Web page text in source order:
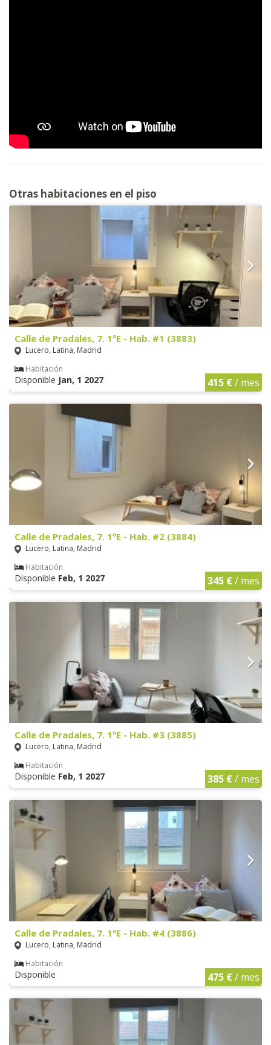
Otras habitaciones en el piso
Calle de Pradales, 7. 1ºE - Hab. #1 (3883)
Lucero, Latina, Madrid
Habitación
Disponible Jan, 1 2027 415 €/ mes
Calle de Pradales, 7. 1ºE - Hab. #2 (3884)
Lucero, Latina, Madrid
Habitación
Disponible Feb, 1 2027 345 €/ mes
Calle de Pradales, 7. 1ºE - Hab. #3 (3885)
Lucero, Latina, Madrid
Habitación
Disponible Feb, 1 2027 385 €/ mes
Calle de Pradales, 7. 1ºE - Hab. #4 (3886)
Lucero, Latina, Madrid
Habitación
Disponible 475 €/ mes